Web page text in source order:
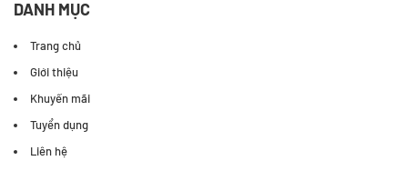
DANH MỤC
Trang chủ
Giới thiệu
Khuyến mãi
Tuyển dụng
Liên hệ